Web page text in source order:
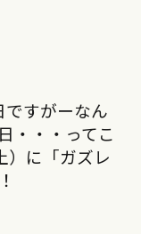
すがーなん
・・・ってこ
）に「ガズレ